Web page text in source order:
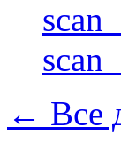
← Все